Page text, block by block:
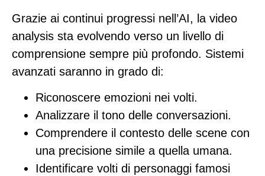
Grazie ai continui progressi nell’AI, la video
analysis sta evolvendo verso un livello di
comprensione sempre più profondo. Sistemi
avanzati saranno in grado di:
Riconoscere emozioni nei volti.
Analizzare il tono delle conversazioni.
Comprendere il contesto delle scene con
una precisione simile a quella umana.
Identificare volti di personaggi famosi